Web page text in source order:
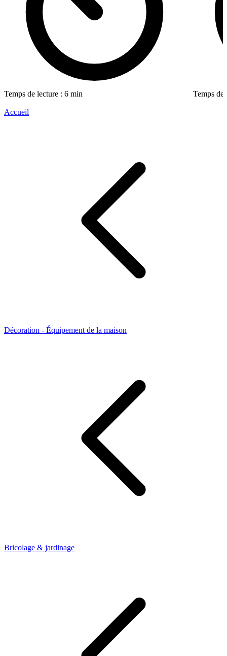
Temps de lecture : 6 min Temps de
Accueil
Décoration - Équipement de la maison
Bricolage & jardinage